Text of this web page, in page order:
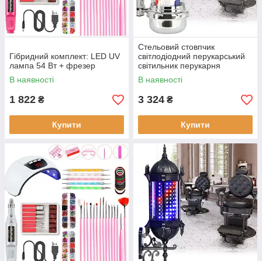
Гібридний комплект: LED UV
лампа 54 Вт + фрезер
В наявності
1 822 ₴
Купити
Стельовий стовпчик
світлодіодний перукарський
світильник перукарня
рекламна вивіска для вітальні
60 см
В наявності
3 324 ₴
Купити